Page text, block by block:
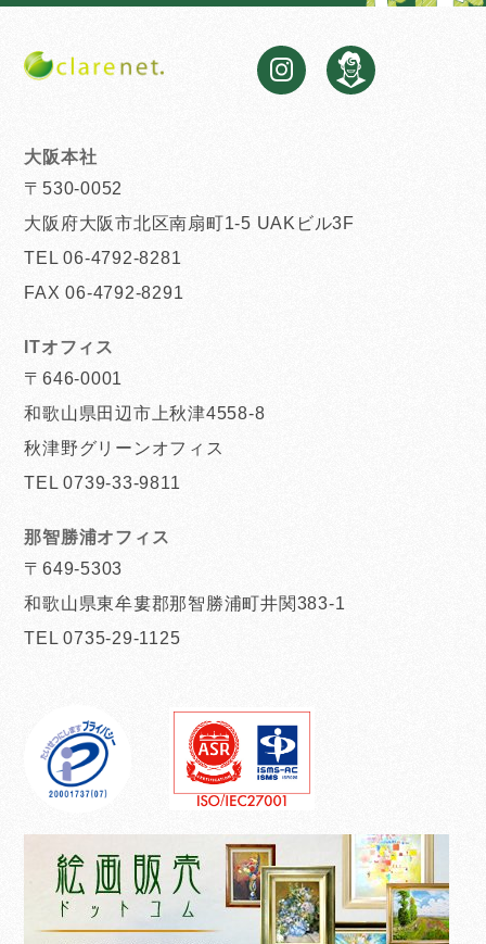
大阪本社
〒530-0052
大阪府大阪市北区南扇町1-5 UAKビル3F
TEL 06-4792-8281
FAX 06-4792-8291
ITオフィス
〒646-0001
和歌山県田辺市上秋津4558-8
秋津野グリーンオフィス
TEL 0739-33-9811
那智勝浦オフィス
〒649-5303
和歌山県東牟婁郡那智勝浦町井関383-1
TEL 0735-29-1125